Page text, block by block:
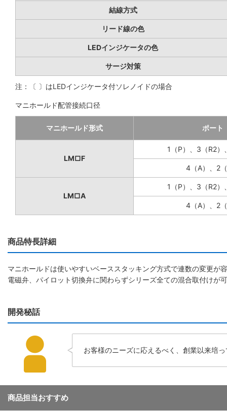
結線方式
リード線の色
LEDインジケータの色
サージ対策
注：〔 〕はLEDインジケータ付ソレノイドの場合
マニホールド配管接続口径
マニホールド形式 ポート
LM□F
1（P）、3（R2）
4（A）、2
LM□A
1（P）、3（R2）
4（A）、2
商品特長詳細
マニホールドは使いやすいベーススタッキング方式で連数の変更が
電磁弁、パイロット切換弁に関わらずシリーズ全ての混合取付けが
開発秘話
お客様のニーズに応えるべく、創業以来培
商品担当おすすめ